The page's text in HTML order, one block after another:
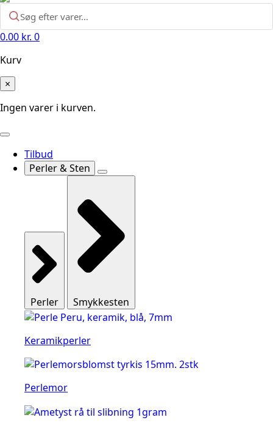
0.00 kr. 0
Kurv
×
Ingen varer i kurven.
Tilbud
Perler & Sten
Perler Smykkesten
Keramikperler
Perlemor